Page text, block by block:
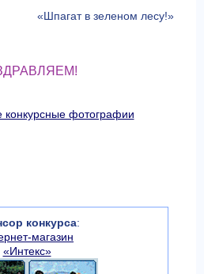
«Шпагат в зеленом лесу!»
конкурсные фотографии
конкурса:
магазин
«Интекс»